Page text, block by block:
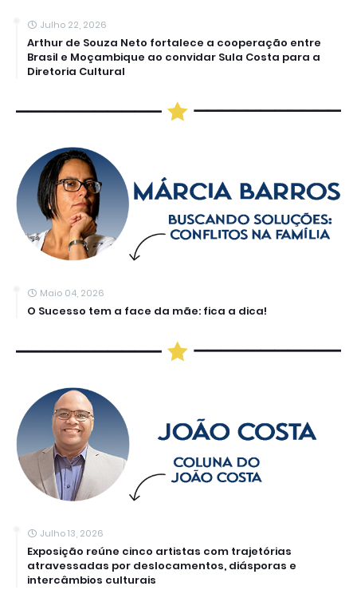
Julho 22, 2026
Arthur de Souza Neto fortalece a cooperação entre
Brasil e Moçambique ao convidar Sula Costa para a
Diretoria Cultural
Maio 04, 2026
O Sucesso tem a face da mãe: fica a dica!
Julho 13, 2026
Exposição reúne cinco artistas com trajetórias
atravessadas por deslocamentos, diásporas e
intercâmbios culturais